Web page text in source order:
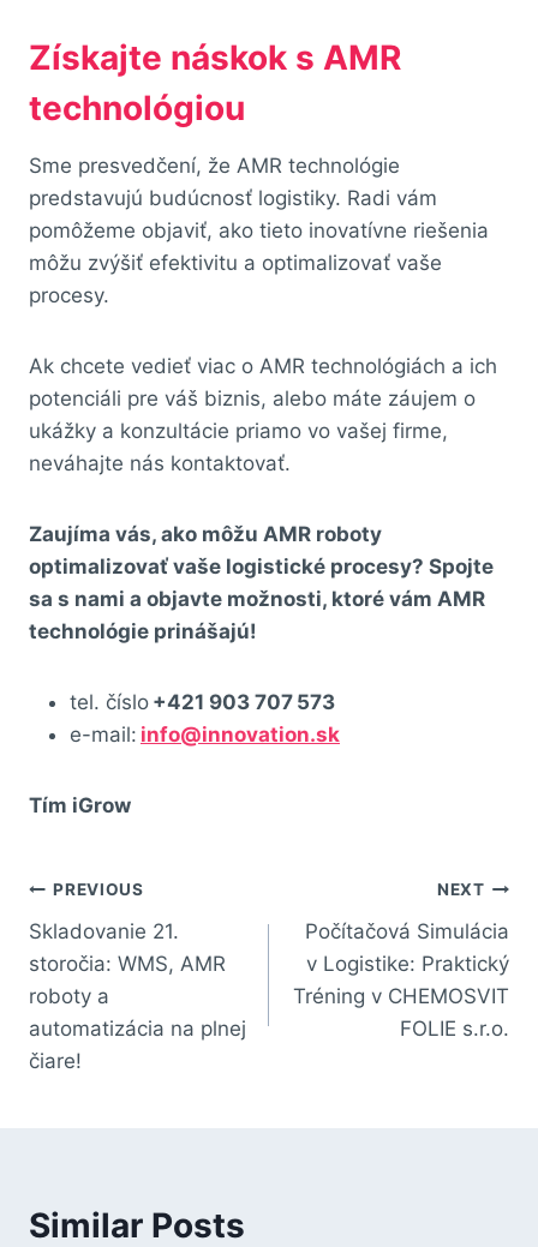
Získajte náskok s AMR
technológiou
Sme presvedčení, že AMR technológie
predstavujú budúcnosť logistiky. Radi vám
pomôžeme objaviť, ako tieto inovatívne riešenia
môžu zvýšiť efektivitu a optimalizovať vaše
procesy.
Ak chcete vedieť viac o AMR technológiách a ich
potenciáli pre váš biznis, alebo máte záujem o
ukážky a konzultácie priamo vo vašej firme,
neváhajte nás kontaktovať.
Zaujíma vás, ako môžu AMR roboty
optimalizovať vaše logistické procesy? Spojte
sa s nami a objavte možnosti, ktoré vám AMR
technológie prinášajú!
tel. číslo +421 903 707 573
e-mail: info@innovation.sk
Tím iGrow
PREVIOUS
Skladovanie 21.
storočia: WMS, AMR
roboty a
automatizácia na plnej
čiare!
NEXT
Počítačová Simulácia
v Logistike: Praktický
Tréning v CHEMOSVIT
FOLIE s.r.o.
Similar Posts